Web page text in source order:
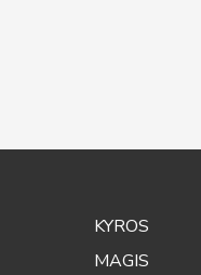
KYROS
MAGIS